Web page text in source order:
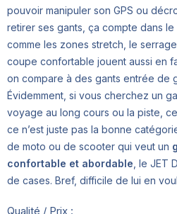
pouvoir manipuler son GPS ou
retirer ses gants, ça compte dans
comme les zones stretch, le
coupe confortable jouent aussi en
on compare à des gants entrée de
Évidemment, si vous cherchez un
voyage au long cours ou la piste, ce
ce n’est juste pas la bonne
de moto ou de scooter qui veut un
confortable et abordable , le JET
de cases. Bref, difficile de lui en
Qualité / Prix :